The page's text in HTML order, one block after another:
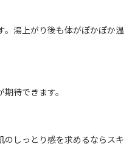
湯上がり後も体がぽかぽか温
待できます。
しっとり感を求めるならスキ